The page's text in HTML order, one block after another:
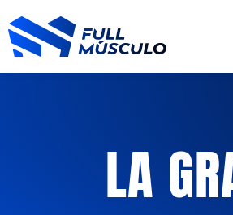
al
contenido
LA